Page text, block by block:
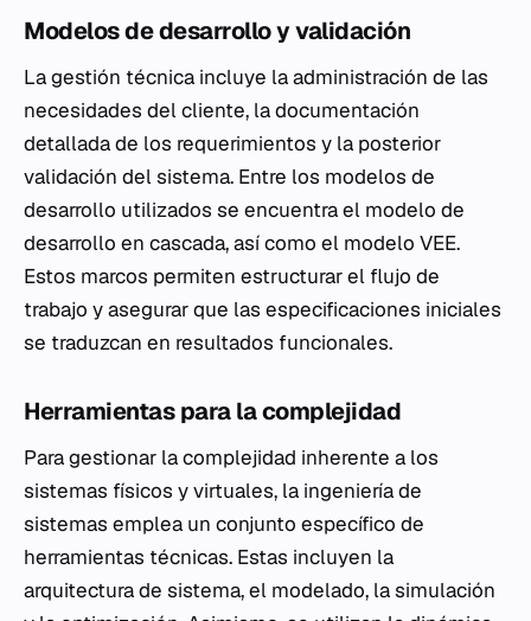
Modelos de desarrollo y validación
La gestión técnica incluye la administración de las
necesidades del cliente, la documentación
detallada de los requerimientos y la posterior
validación del sistema. Entre los modelos de
desarrollo utilizados se encuentra el modelo de
desarrollo en cascada, así como el modelo VEE.
Estos marcos permiten estructurar el flujo de
trabajo y asegurar que las especificaciones iniciales
se traduzcan en resultados funcionales.
Herramientas para la complejidad
Para gestionar la complejidad inherente a los
sistemas físicos y virtuales, la ingeniería de
sistemas emplea un conjunto específico de
herramientas técnicas. Estas incluyen la
arquitectura de sistema, el modelado, la simulación